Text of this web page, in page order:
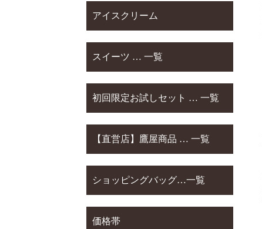
アイスクリーム
スイーツ … 一覧
初回限定お試しセット … 一覧
【直営店】鷹屋商品 … 一覧
ショッピングバッグ…一覧
価格帯